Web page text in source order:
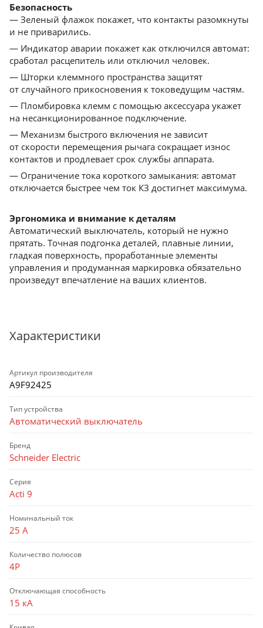
Безопасность
— Зеленый флажок покажет, что контакты разомкнуты
и не приварились.
— Индикатор аварии покажет как отключился автомат:
сработал расцепитель или отключил человек.
— Шторки клеммного пространства защитят
от cлучайного прикосновения к токоведущим частям.
— Пломбировка клемм с помощью аксессуара укажет
на несанкционированное подключение.
— Механизм быстрого включения не зависит
от скорости перемещения рычага сокращает износ
контактов и продлевает срок службы аппарата.
— Ограничение тока короткого замыкания: автомат
отключается быстрее чем ток КЗ достигнет максимума.
Эргономика и внимание к деталям
Автоматический выключатель, который не нужно
прятать. Точная подгонка деталей, плавные линии,
гладкая поверхность, проработанные элементы
управления и продуманная маркировка обязательно
произведут впечатление на ваших клиентов.
Характеристики
Артикул производителя
A9F92425
Тип устройства
Автоматический выключатель
Бренд
Schneider Electric
Серия
Acti 9
Номинальный ток
25 А
Количество полюсов
4P
Отключающая способность
15 кА